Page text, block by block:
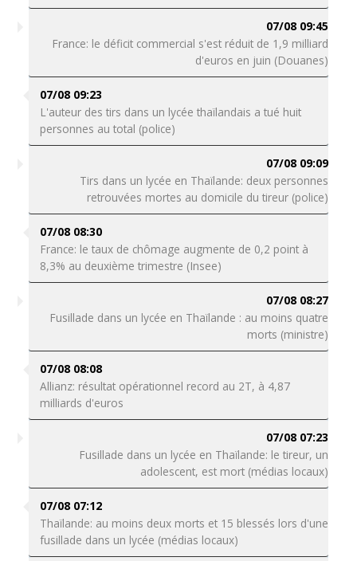
07/08 09:45
France: le déficit commercial s'est réduit de 1,9 milliard
d'euros en juin (Douanes)
07/08 09:23
L'auteur des tirs dans un lycée thaïlandais a tué huit
personnes au total (police)
07/08 09:09
Tirs dans un lycée en Thaïlande: deux personnes
retrouvées mortes au domicile du tireur (police)
07/08 08:30
France: le taux de chômage augmente de 0,2 point à
8,3% au deuxième trimestre (Insee)
07/08 08:27
Fusillade dans un lycée en Thaïlande : au moins quatre
morts (ministre)
07/08 08:08
Allianz: résultat opérationnel record au 2T, à 4,87
milliards d'euros
07/08 07:23
Fusillade dans un lycée en Thaïlande: le tireur, un
adolescent, est mort (médias locaux)
07/08 07:12
Thaïlande: au moins deux morts et 15 blessés lors d'une
fusillade dans un lycée (médias locaux)